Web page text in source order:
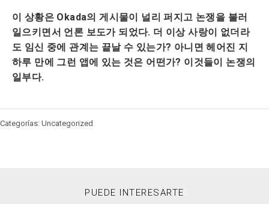
이 상황은 Okada의 게시물이 널리 퍼지고 논쟁을 불러
일으키면서 언론 보도가 되었다. 더 이상 사랑이 없더라
도 임신 중에 관계는 끝날 수 있는가? 아니면 헤어진 지
하루 만에 그런 앱에 있는 것은 어떤가? 이것들이 논쟁의
일부다.
Categorías: Uncategorized
PUEDE INTERESARTE